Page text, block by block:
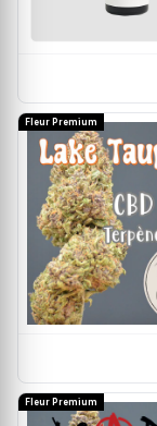
Fleur Premium
Fleur Premium